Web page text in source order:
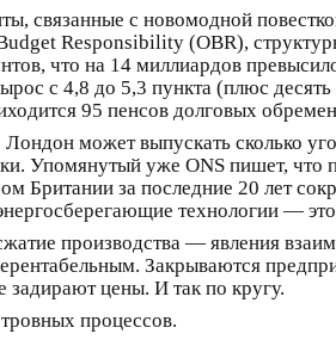
связанные с новомодной
Responsibility (OBR),
что на 14 миллиардов
с 4,8 до 5,3 пункта (плюс
95 пенсов долговых
может выпускать сколько
Упомянутый уже ONS пишет, что
Британии за последние 20 лет
технологии —
производства — явления
Закрываются
цены. И так по кругу.
процессов.